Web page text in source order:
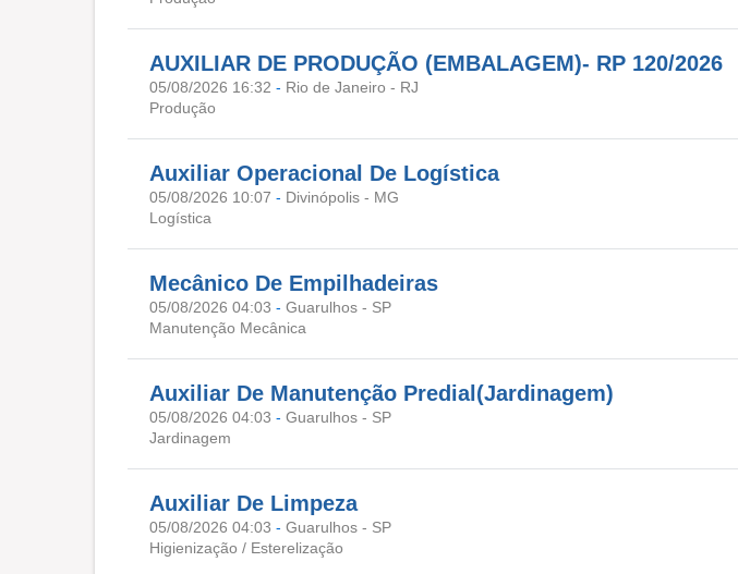
AUXILIAR DE PRODUÇÃO (EMBALAGEM)- RP 120/2026
05/08/2026 16:32 - Rio de Janeiro - RJ
Produção
Auxiliar Operacional De Logística
05/08/2026 10:07 - Divinópolis - MG
Logística
Mecânico De Empilhadeiras
05/08/2026 04:03 - Guarulhos - SP
Manutenção Mecânica
Auxiliar De Manutenção Predial(Jardinagem)
05/08/2026 04:03 - Guarulhos - SP
Jardinagem
Auxiliar De Limpeza
05/08/2026 04:03 - Guarulhos - SP
Higienização / Esterelização